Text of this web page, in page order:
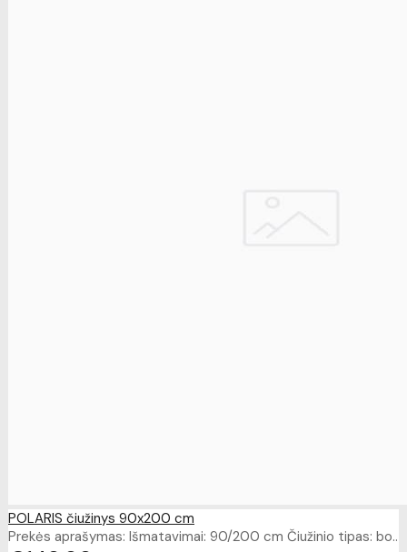
POLARIS čiužinys 90x200 cm
Prekės aprašymas: Išmatavimai: 90/200 cm Čiužinio tipas: bo..